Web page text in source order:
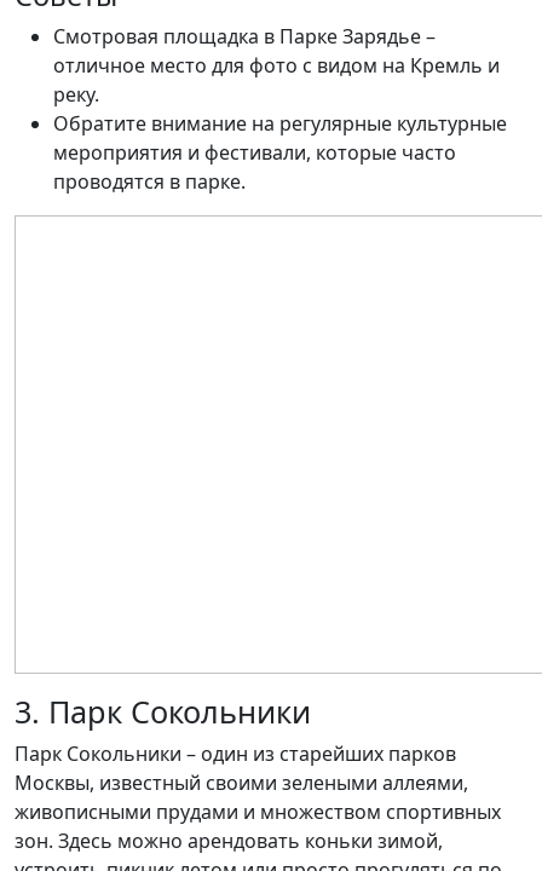
Смотровая площадка в Парке Зарядье –
отличное место для фото с видом на Кремль и
реку.
Обратите внимание на регулярные культурные
мероприятия и фестивали, которые часто
проводятся в парке.
3. Парк Сокольники
Парк Сокольники – один из старейших парков
Москвы, известный своими зелеными аллеями,
живописными прудами и множеством спортивных
зон. Здесь можно арендовать коньки зимой,